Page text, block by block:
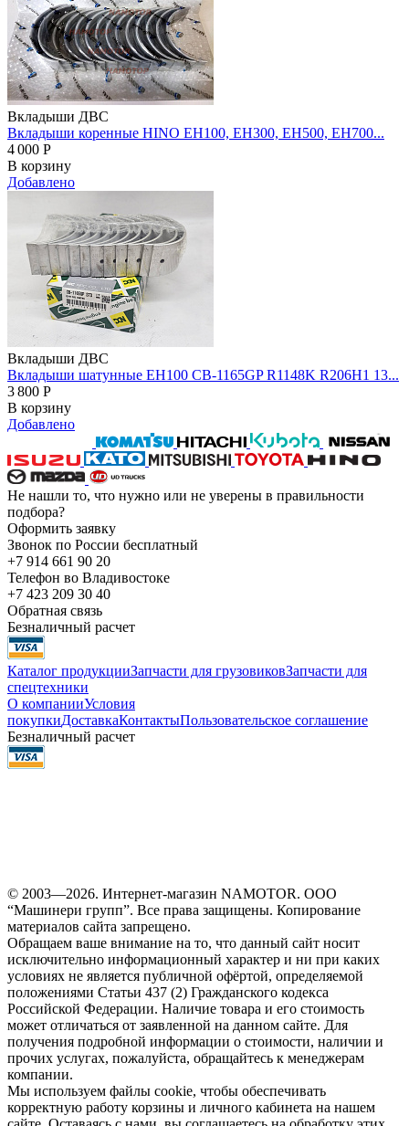
Вкладыши ДВС
Вкладыши коренные HINO EH100, EH300, EH500, EH700...
4 000 Р
В корзину
Добавлено
Вкладыши ДВС
Вкладыши шатунные EH100 CB-1165GP R1148K R206H1 13...
3 800 Р
В корзину
Добавлено
Не нашли то, что нужно или не уверены в правильности
подбора?
Оформить заявку
Звонок по России бесплатный
+7 914 661 90 20
Телефон во Владивостоке
+7 423 209 30 40
Обратная связь
Безналичный расчет
Каталог продукцииЗапчасти для грузовиковЗапчасти для
спецтехники
О компанииУсловия
покупкиДоставкаКонтактыПользовательское соглашение
Безналичный расчет
© 2003—2026. Интернет-магазин NAMOTOR. ООО
“Машинери групп”. Все права защищены. Копирование
материалов сайта запрещено.
Обращаем ваше внимание на то, что данный сайт носит
исключительно информационный характер и ни при каких
условиях не является публичной офёртой, определяемой
положениями Статьи 437 (2) Гражданского кодекса
Российской Федерации. Наличие товара и его стоимость
может отличаться от заявленной на данном сайте. Для
получения подробной информации о стоимости, наличии и
прочих услугах, пожалуйста, обращайтесь к менеджерам
компании.
Мы используем файлы cookie, чтобы обеспечивать
корректную работу корзины и личного кабинета на нашем